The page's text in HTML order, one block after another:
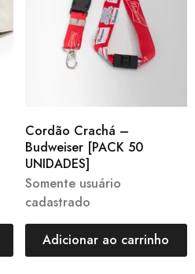
Cordão Crachá –
Budweiser [PACK 50
UNIDADES]
Somente usuário
cadastrado
Adicionar ao carrinho